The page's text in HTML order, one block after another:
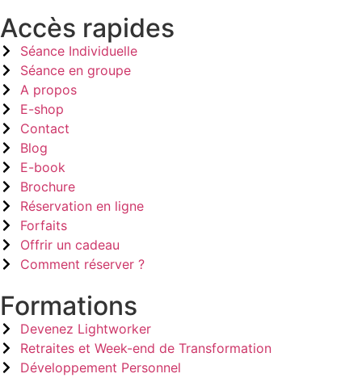
Accès rapides
Séance Individuelle
Séance en groupe
A propos
E-shop
Contact
Blog
E-book
Brochure
Réservation en ligne
Forfaits
Offrir un cadeau
Comment réserver ?
Formations
Devenez Lightworker
Retraites et Week-end de Transformation
Développement Personnel